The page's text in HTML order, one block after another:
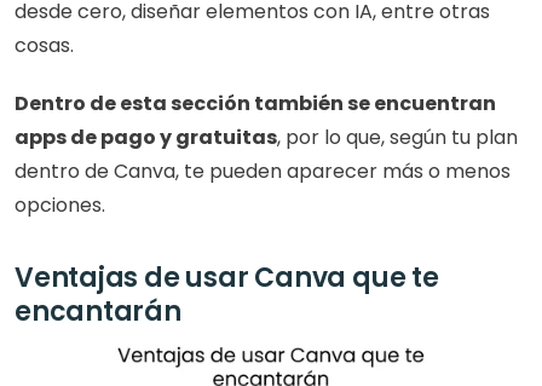
desde cero, diseñar elementos con IA, entre otras
cosas.
Dentro de esta sección también se encuentran
apps de pago y gratuitas, por lo que, según tu plan
dentro de Canva, te pueden aparecer más o menos
opciones.
Ventajas de usar Canva que te
encantarán